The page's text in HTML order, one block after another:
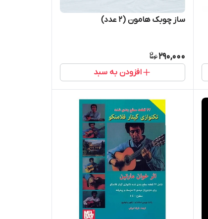
ساز چوبک هامون (2 عدد)
290,000
افزودن به سبد